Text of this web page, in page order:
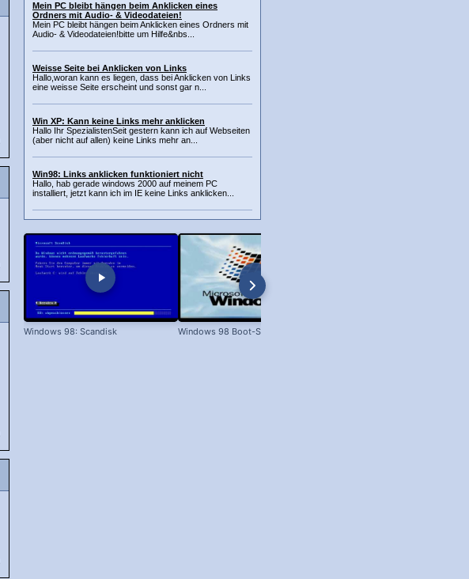
Mein PC bleibt hängen beim Anklicken eines
Ordners mit Audio- & Videodateien!
Mein PC bleibt hängen beim Anklicken eines Ordners mit
Audio- & Videodateien!bitte um Hilfe&nbs...
Weisse Seite bei Anklicken von Links
Hallo,woran kann es liegen, dass bei Anklicken von Links
eine weisse Seite erscheint und sonst gar n...
Win XP: Kann keine Links mehr anklicken
Hallo Ihr SpezialistenSeit gestern kann ich auf Webseiten
(aber nicht auf allen) keine Links mehr an...
Win98: Links anklicken funktioniert nicht
Hallo, hab gerade windows 2000 auf meinem PC
installiert, jetzt kann ich im IE keine Links anklicken...
Windows 98: Scandisk Windows 98 Boot-Screen